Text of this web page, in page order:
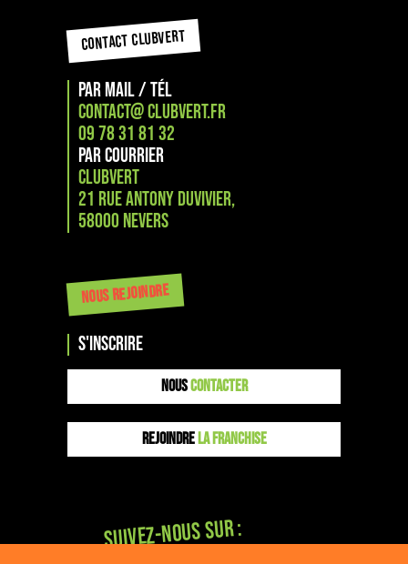
CONTACT CLUBVERT
PAR MAIL / TÉL
CONTACT@ CLUBVERT.FR
09 78 31 81 32
PAR COURRIER
CLUBVERT
21 Rue Antony Duvivier,
58000 NEVERS
NOUS REJOINDRE
s'inscrire
NOUSCONTACTER
REJOINDRE LA FRANCHISE
Suivez-nous sur :